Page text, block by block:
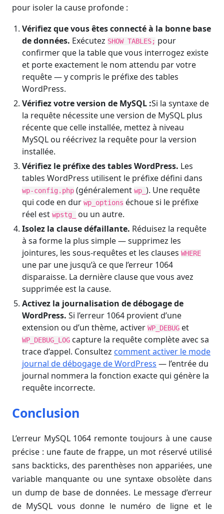
pour isoler la cause profonde :
Vérifiez que vous êtes connecté à la bonne base
de données. Exécutez SHOW TABLES; pour
confirmer que la table que vous interrogez existe
et porte exactement le nom attendu par votre
requête — y compris le préfixe des tables
WordPress.
Vérifiez votre version de MySQL :Si la syntaxe de
la requête nécessite une version de MySQL plus
récente que celle installée, mettez à niveau
MySQL ou réécrivez la requête pour la version
installée.
Vérifiez le préfixe des tables WordPress. Les
tables WordPress utilisent le préfixe défini dans
wp-config.php (généralement wp_ ). Une requête
qui code en dur wp_options échoue si le préfixe
réel est wpstg_
ou un autre.
Isolez la clause défaillante. Réduisez la requête
à sa forme la plus simple — supprimez les
jointures, les sous-requêtes et les clauses WHERE
une par une jusqu’à ce que l’erreur 1064
disparaisse. La dernière clause que vous avez
supprimée est la cause.
Activez la journalisation de débogage de
WordPress. Si l’erreur 1064 provient d’une
extension ou d’un thème, activer WP_DEBUG et
WP_DEBUG_LOG capture la requête complète avec sa
trace d’appel. Consultez comment activer le mode
journal de débogage de WordPress — l’entrée du
journal nommera la fonction exacte qui génère la
requête incorrecte.
Conclusion
L’erreur MySQL 1064 remonte toujours à une cause
précise : une faute de frappe, un mot réservé utilisé
sans backticks, des parenthèses non appariées, une
variable manquante ou une syntaxe obsolète dans
un dump de base de données. Le message d’erreur
de MySQL vous donne le numéro de ligne et le